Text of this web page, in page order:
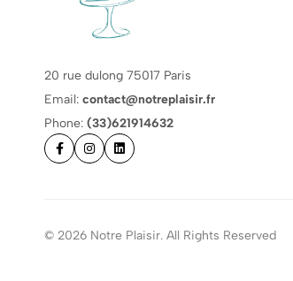
20 rue dulong 75017 Paris
Email: contact@notreplaisir.fr
Phone: (33)621914632
© 2026 Notre Plaisir. All Rights Reserved